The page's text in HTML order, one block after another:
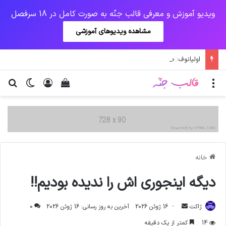
ویدیو آموزش و معرفی قالب جنّه به صورت کامل در 18 سرفصل
مشاهده ویدیوهای آموزشی
اولیانوف: صدور قطعنامه‌های علیه ایران احیای برجام را دشوار می‌کند
تغییر ورود
دیدن سبد خرید منو
خانه
دیگه اینجوری اش را ندیده بودیم!!
ژاکت
ارسال
ایمیل
16 ژوئن 2026 آخرین به روز رسانی: 16 ژوئن 2026
0
14
کمتر از یک دقیقه